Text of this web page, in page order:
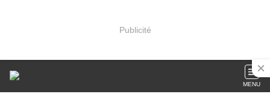
Publicité
MENU